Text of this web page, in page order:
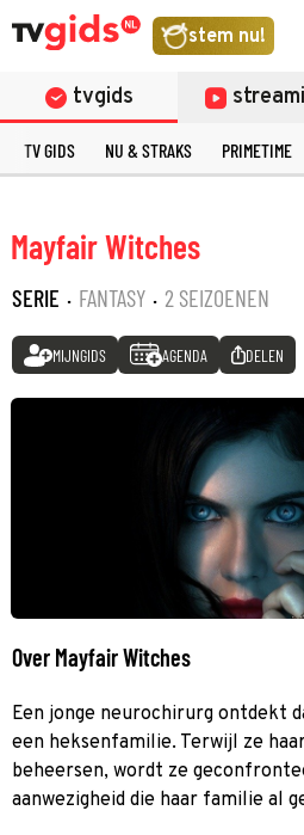
stem nu!
tvgids
TV GIDS NU & STRAKS PRIMETIME
Mayfair Witches
SERIE · FANTASY · 2 SEIZOENEN
MIJNGIDS AGENDA DELEN
Over Mayfair Witches
Een jonge neurochirurg ontdekt
een heksenfamilie. Terwijl ze
beheersen, wordt ze
aanwezigheid die haar familie al